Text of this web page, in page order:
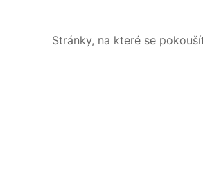
Stránky, na které se